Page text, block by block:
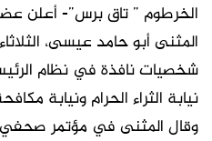
الخرطوم ” تاق برس”- أعلن
شخصيات نافذة في نظام
نيابة الثراء الحرام ونيابة
وقال المثنى في مؤتمر صحفي،